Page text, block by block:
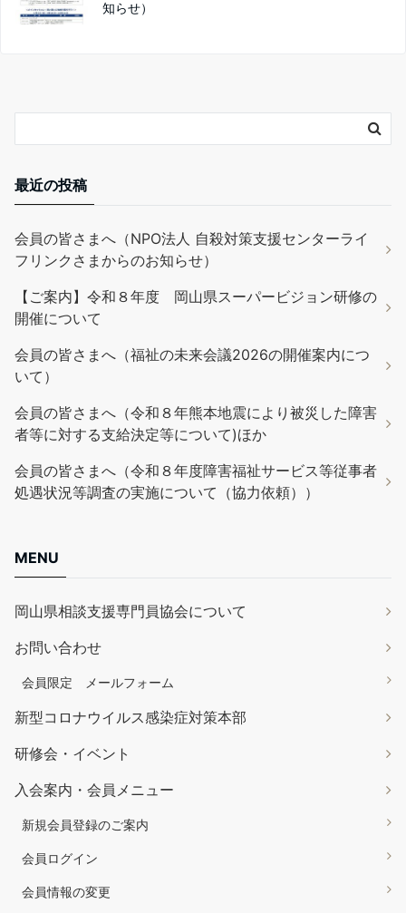
知らせ）
最近の投稿
会員の皆さまへ（NPO法人 自殺対策支援センターライ
フリンクさまからのお知らせ）
【ご案内】令和８年度 岡山県スーパービジョン研修の
開催について
会員の皆さまへ（福祉の未来会議2026の開催案内につ
いて）
会員の皆さまへ（令和８年熊本地震により被災した障害
者等に対する支給決定等について)ほか
会員の皆さまへ（令和８年度障害福祉サービス等従事者
処遇状況等調査の実施について（協力依頼））
MENU
岡山県相談支援専門員協会について
お問い合わせ
会員限定 メールフォーム
新型コロナウイルス感染症対策本部
研修会・イベント
入会案内・会員メニュー
新規会員登録のご案内
会員ログイン
会員情報の変更